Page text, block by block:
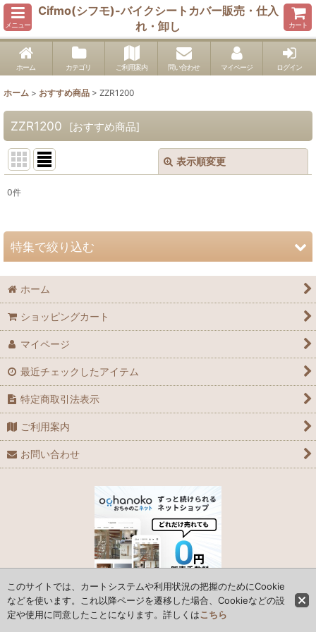
メニュー
Cifmo(シフモ)-バイクシートカバー販売・仕入
れ・卸し
カート
ホーム カテゴリ ご利用案内 問い合わせ マイページ ログイン
ホーム > おすすめ商品 > ZZR1200
ZZR1200 [おすすめ商品]
表示順変更
並び順 :
絞り込む
0件
特集で絞り込む
1400GTR
Concours14
GPZ900R
MEGURO K3
Ninja H2
Ninja ZX-10R SE
Ninja ZX-14R
Ninja ZX-9R
ホーム
ショッピングカート
マイページ
最近チェックしたアイテム
特定商取引法表示
ご利用案内
お問い合わせ
© 2006 Parts Box System Japan Co., Ltd.
このサイトでは、カートシステムや利用状況の把握のためにCookie
などを使います。これ以降ページを遷移した場合、Cookieなどの設
定や使用に同意したことになります。詳しくはこちら